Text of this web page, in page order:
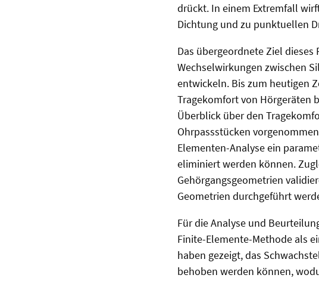
drückt. In einem Extremfall
Dichtung und zu punktuellen
Das übergeordnete Ziel
Wechselwirkungen zwischen
entwickeln. Bis zum heutigen
Tragekomfort von Hörgeräten
Überblick über den
Ohrpassstücken
Elementen-Analyse ein
eliminiert werden können.
Gehörgangsgeometrien
Geometrien durchgeführt
Für die Analyse und
Finite-Elemente-Methode als
haben gezeigt, das
behoben werden können,